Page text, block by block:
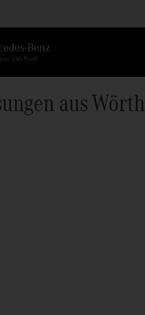
aus Wörth